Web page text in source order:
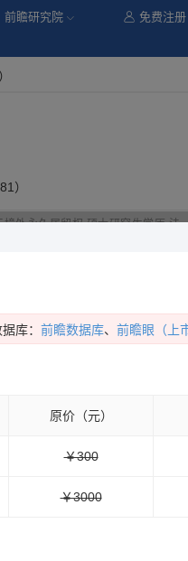
前瞻研究院 免费注册
）
外永久居留权,硕士研究生学历,法
库： 前瞻数据库、 前瞻眼（上
原价（元）
￥300
￥3000